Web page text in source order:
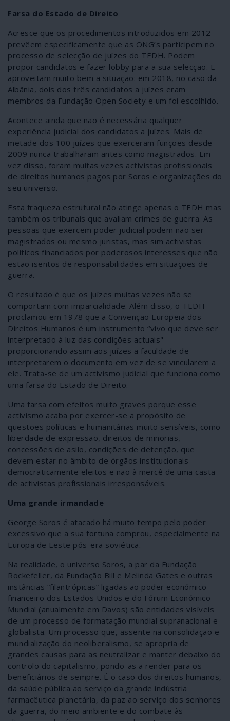
Farsa do Estado de Direito
Acresce que os procedimentos introduzidos em 2012
prevêem especificamente que as ONG’s participem no
processo de selecção de juízes do TEDH. Podem
propor candidatos e fazer lobby para a sua selecção. E
aproveitam muito bem a situação: em 2018, no caso da
Albânia, dois dos três candidatos a juízes eram
membros da Fundação Open Society e um foi escolhido.
Acontece ainda que não é necessária qualquer
experiência judicial dos candidatos a juízes. Mais de
metade dos 100 juízes que exerceram funções desde
2009 nunca trabalharam antes como magistrados. Em
vez disso, foram muitas vezes activistas profissionais
de direitos humanos pagos por Soros e organizações do
seu universo.
Esta fraqueza estrutural não atinge apenas o TEDH mas
também os tribunais que avaliam crimes de guerra. As
pessoas que exercem poder judicial podem não ser
magistrados ou mesmo juristas, mas sim activistas
políticos financiados por poderosos interesses que não
estão isentos de responsabilidades em situações de
guerra.
O resultado é que os juízes muitas vezes não se
comportam com imparcialidade. Além disso, o TEDH
proclamou em 1978 que a Convenção Europeia dos
Direitos Humanos é um instrumento “vivo que deve ser
interpretado à luz das condições actuais" -
proporcionando assim aos juízes a faculdade de
interpretarem o documento em vez de se vincularem a
ele. Trata-se de um activismo judicial que funciona como
uma farsa do Estado de Direito.
Uma farsa com efeitos muito graves porque esse
activismo acaba por exercer-se a propósito de
questões políticas e humanitárias muito sensíveis, como
liberdade de expressão, direitos de minorias,
concessões de asilo, condições de detenção, que
devem estar no âmbito de órgãos institucionais
democraticamente eleitos e não à mercê de uma casta
de activistas profissionais irresponsáveis.
Uma grande irmandade
George Soros é atacado há muito tempo pelo poder
excessivo que a sua fortuna comprou, especialmente na
Europa de Leste pós-era soviética.
Na realidade, o universo Soros, a par da Fundação
Rockefeller, da Fundação Bill e Melinda Gates e outras
instâncias “filantrópicas” ligadas ao poder económico-
financeiro dos Estados Unidos e do Fórum Económico
Mundial (anualmente em Davos) são entidades visíveis
de um processo de formatação mundial supranacional e
globalista. Um processo que, assente na consolidação e
mundialização do neoliberalismo, se apropria de
grandes causas para as neutralizar e manter debaixo do
controlo do capitalismo, pondo-as a render para os
beneficiários de sempre. É o caso dos direitos humanos,
da saúde pública ao serviço da grande indústria
farmacêutica planetária, da paz ao serviço dos senhores
da guerra, do meio ambiente e do combate às